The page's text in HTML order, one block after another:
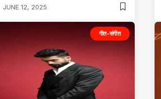
JUNE 12, 2025
गीत-संगीत